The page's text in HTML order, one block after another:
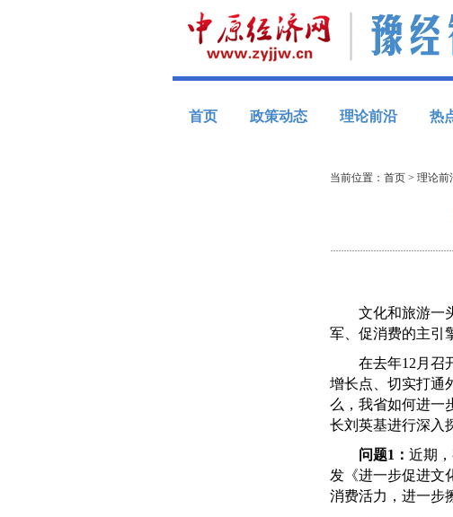
首页 政策动态 理论前沿 热
当前位置： 首页 > 理论前
文化和旅游一头
军、促消费的主引
在去年12月召开
增长点、切实打通
么，我省如何进一
长刘英基进行深入
问题1： 近期
发《进一步促进文
消费活力，进一步